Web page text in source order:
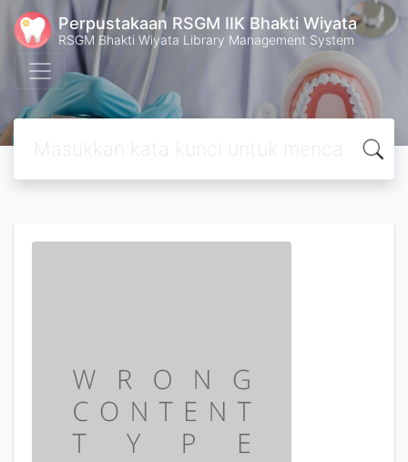
Perpustakaan RSGM IIK Bhakti Wiyata
RSGM Bhakti Wiyata Library Management System